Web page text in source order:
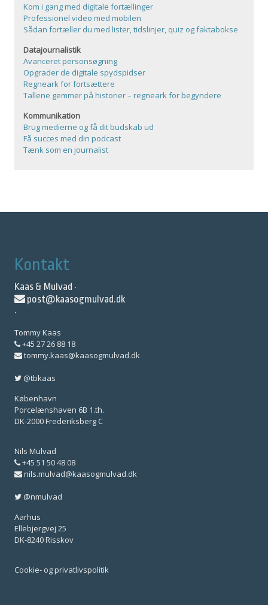
Kom i gang med digitale fortællinger
Professionel video med mobilen
Sådan fortæller du med lister, tidslinjer, quiz og faktabokse
Datajournalistik
Avanceret personsøgning
Opgrader de digitale spydspidser
Regneark for fortsættere
Tallene gemmer på historier – regneark for begyndere
Kommunikation
Brug medierne og få dit budskab ud
Få succes med din podcast
Tænk som en journalist
Kontakt
Kaas & Mulvad ·
post@kaasogmulvad.dk
·
Tommy Kaas
+45 27 26 88 18
tommy.kaas@kaasogmulvad.dk
@tbkaas
København
Porcelænshaven 6B 1.th.
DK-2000 Frederiksberg C
Nils Mulvad
+45 51 50 48 08
nils.mulvad@kaasogmulvad.dk
@nmulvad
Aarhus
Ellebjergvej 25
DK-8240 Risskov
Cookie- og privatlivspolitik